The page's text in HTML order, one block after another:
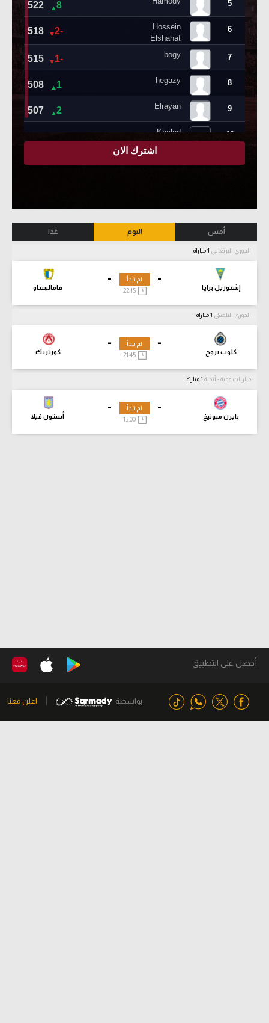
أمس اليوم غدا
الدوري البرتغالي
-
إشتوريل برايا
-
فاماليساو
لم تبدأ
22:15
الدوري البلجيكي
-
كلوب بروج
-
كورتريك
لم تبدأ
21:45
مباريات ودية - أندية
-
بايرن ميونيخ
-
أستون فيلا
لم تبدأ
13:00
أحصل على التطبيق
بواسطة اعلن معنا